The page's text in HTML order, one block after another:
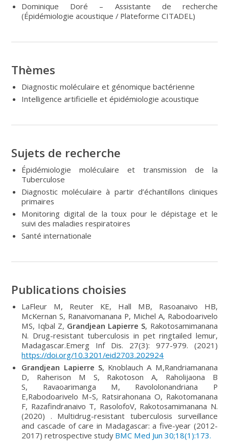
Dominique Doré – Assistante de recherche
(Épidémiologie acoustique / Plateforme CITADEL)
Thèmes
Diagnostic moléculaire et génomique bactérienne
Intelligence artificielle et épidémiologie acoustique
Sujets de recherche
Épidémiologie moléculaire et transmission de la
Tuberculose
Diagnostic moléculaire à partir d’échantillons cliniques
primaires
Monitoring digital de la toux pour le dépistage et le
suivi des maladies respiratoires
Santé internationale
Publications choisies
LaFleur M, Reuter KE, Hall MB, Rasoanaivo HB,
McKernan S, Ranaivomanana P, Michel A, Rabodoarivelo
MS, Iqbal Z, Grandjean Lapierre S, Rakotosamimanana
N. Drug-resistant tuberculosis in pet ringtailed lemur,
Madagascar.Emerg Inf Dis. 27(3): 977-979. (2021)
https://doi.org/10.3201/eid2703.202924
Grandjean Lapierre S, Knoblauch A M,Randriamanana
D, Raherison M S, Rakotoson A, Raholijaona B
S, Ravaoarimanga M, Ravololonandriana P
E,Rabodoarivelo M-S, Ratsirahonana O, Rakotomanana
F, Razafindranaivo T, RasolofoV, Rakotosamimanana N.
(2020) . Multidrug-resistant tuberculosis surveillance
and cascade of care in Madagascar: a five-year (2012-
2017) retrospective study BMC Med Jun 30;18(1):173.